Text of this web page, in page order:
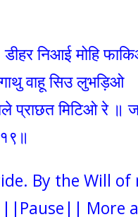
निआई मोहि
वाहू सिउ लुभड़िओ
प्राछत मिटिओ रे ॥
By the Will of
||Pause|| More